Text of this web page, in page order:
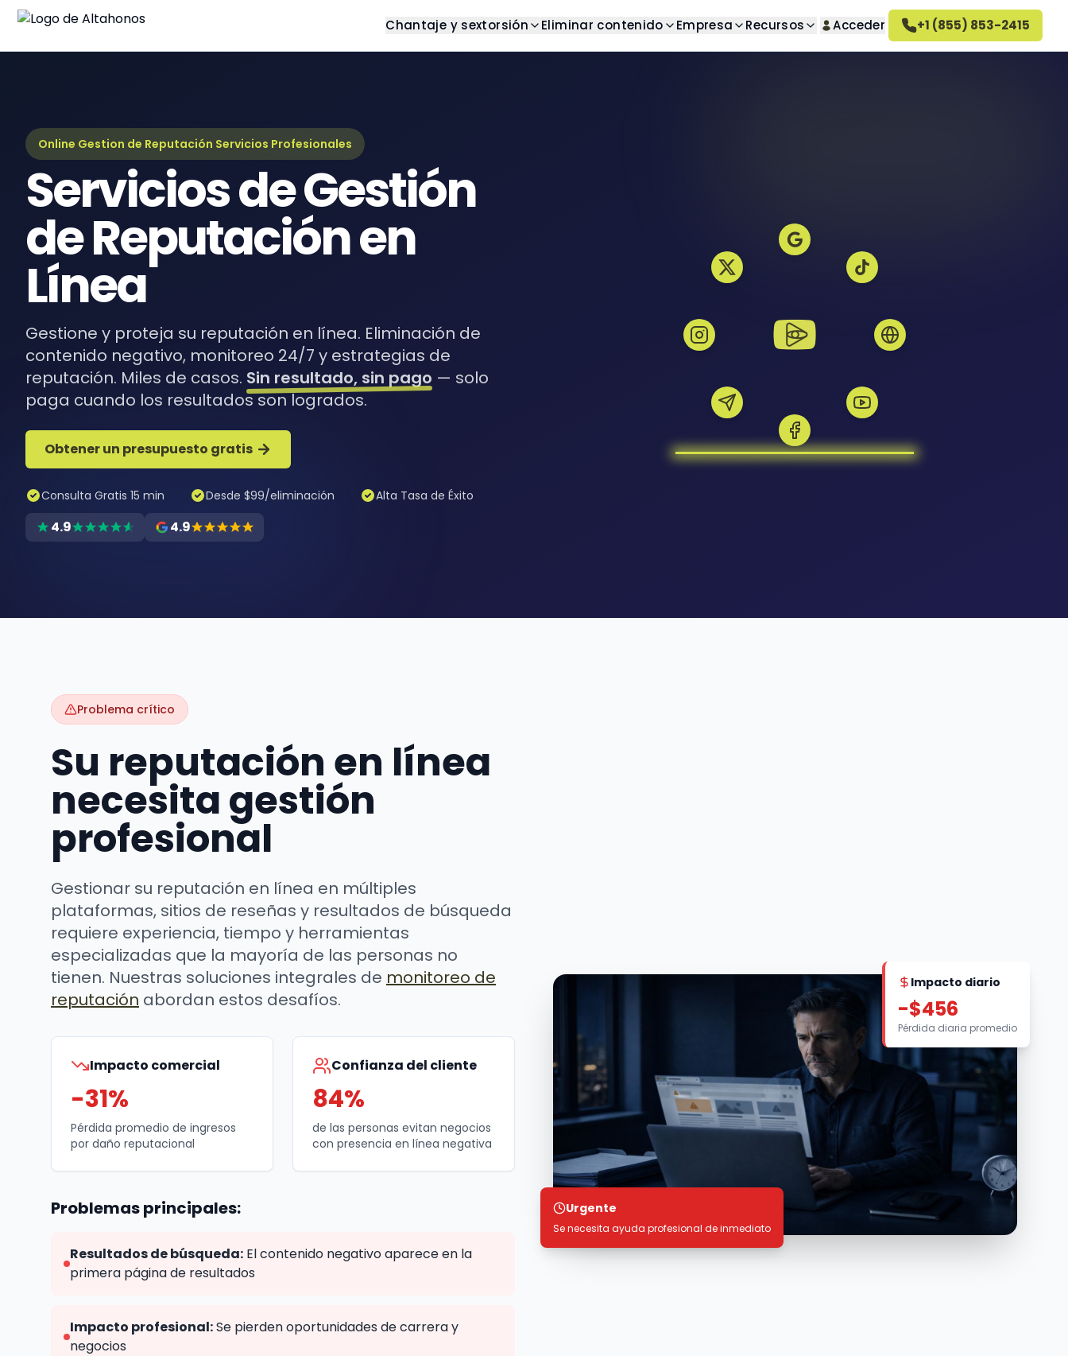
Chantaje y sextorsión Eliminar contenido
Eliminar reseñas no deseadas
Empresa
Vea lo que dicen nuestros
Recursos
Guías completas
Recursos y guías digitales
Acceder +1 (855) 853-2415
Online Gestion de Reputación Servicios Profesionales
Servicios de Gestión
de Reputación en
Línea
Gestione y proteja su reputación en línea. Eliminación de
contenido negativo, monitoreo 24/7 y estrategias de
reputación. Miles de casos. Sin resultado, sin pago — solo
paga cuando los resultados son logrados.
Obtener un presupuesto gratis
Consulta Gratis 15 min Desde $99/eliminación Alta Tasa de Éxito
4.9 4.9
Problema crítico
Su reputación en línea
necesita gestión
profesional
Gestionar su reputación en línea en múltiples
plataformas, sitios de reseñas y resultados de búsqueda
requiere experiencia, tiempo y herramientas
especializadas que la mayoría de las personas no
tienen. Nuestras soluciones integrales de monitoreo de
reputación abordan estos desafíos.
Impacto comercial
-31%
Pérdida promedio de ingresos
por daño reputacional
Confianza del cliente
84%
de las personas evitan negocios
con presencia en línea negativa
Problemas principales:
Resultados de búsqueda: El contenido negativo aparece en la
primera página de resultados
Impacto profesional:Se pierden oportunidades de carrera y
negocios
Impacto diario
-$456
Pérdida diaria promedio
Urgente
Se necesita ayuda profesional de inmediato